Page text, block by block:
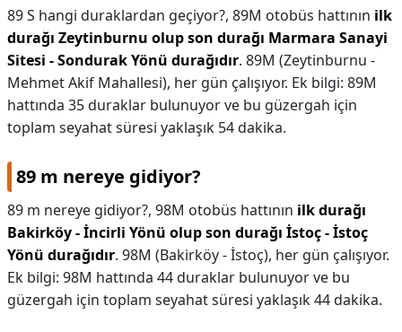
89 S hangi duraklardan geçiyor?, 89M otobüs hattının ilk
durağı Zeytinburnu olup son durağı Marmara Sanayi
Sitesi - Sondurak Yönü durağıdır. 89M (Zeytinburnu -
Mehmet Akif Mahallesi), her gün çalışıyor. Ek bilgi: 89M
hattında 35 duraklar bulunuyor ve bu güzergah için
toplam seyahat süresi yaklaşık 54 dakika.
89 m nereye gidiyor?
89 m nereye gidiyor?, 98M otobüs hattının ilk durağı
Bakirköy - İncirli Yönü olup son durağı İstoç - İstoç
Yönü durağıdır. 98M (Bakirköy - İstoç), her gün çalışıyor.
Ek bilgi: 98M hattında 44 duraklar bulunuyor ve bu
güzergah için toplam seyahat süresi yaklaşık 44 dakika.